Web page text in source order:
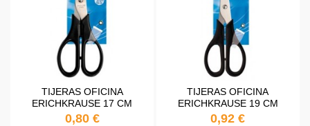
TIJERAS OFICINA
ERICHKRAUSE 17 CM
0,80 €
TIJERAS OFICINA
ERICHKRAUSE 19 CM
0,92 €